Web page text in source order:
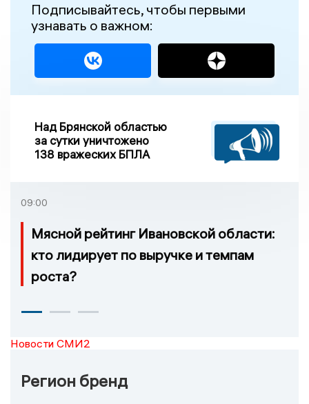
Подписывайтесь, чтобы первыми
узнавать о важном:
Над Брянской областью
за сутки уничтожено
138 вражеских БПЛА
09:00
Мясной рейтинг Ивановской области:
кто лидирует по выручке и темпам
роста?
Новости СМИ2
Регион бренд